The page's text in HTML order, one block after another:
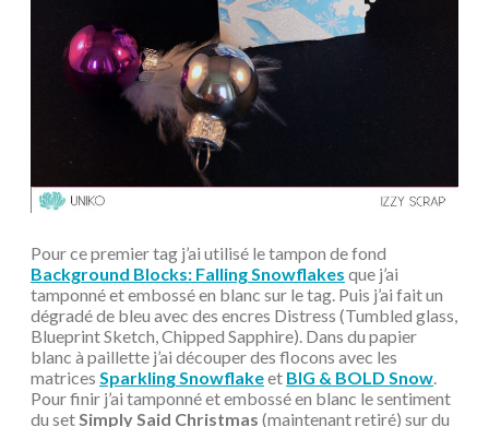
Pour ce premier tag j’ai utilisé le tampon de fond
Background Blocks: Falling Snowflakes que j’ai
tamponné et embossé en blanc sur le tag. Puis j’ai fait un
dégradé de bleu avec des encres Distress (Tumbled glass,
Blueprint Sketch, Chipped Sapphire). Dans du papier
blanc à paillette j’ai découper des flocons avec les
matrices Sparkling Snowflakeet BIG & BOLD Snow.
Pour finir j’ai tamponné et embossé en blanc le sentiment
du setSimply Said Christmas (maintenant retiré) sur du